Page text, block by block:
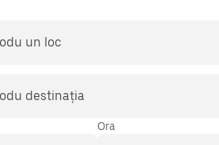
un loc
destinația
Ora